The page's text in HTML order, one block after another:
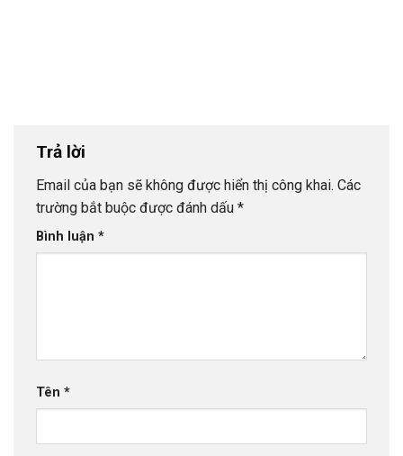
Trả lời
Email của bạn sẽ không được hiển thị công khai. Các
trường bắt buộc được đánh dấu *
Bình luận *
Tên *